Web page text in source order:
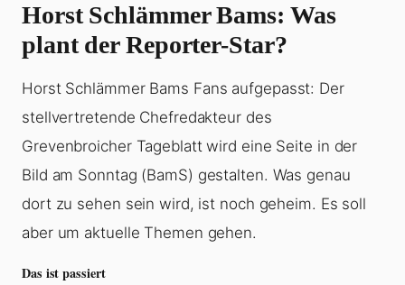
Horst Schlämmer Bams: Was
plant der Reporter-Star?
Horst Schlämmer Bams Fans aufgepasst: Der
stellvertretende Chefredakteur des
Grevenbroicher Tageblatt wird eine Seite in der
Bild am Sonntag (BamS) gestalten. Was genau
dort zu sehen sein wird, ist noch geheim. Es soll
aber um aktuelle Themen gehen.
Das ist passiert